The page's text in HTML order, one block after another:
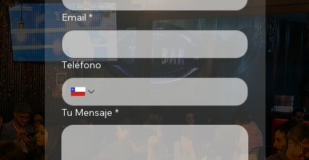
Email *
Teléfono
Tu Mensaje *